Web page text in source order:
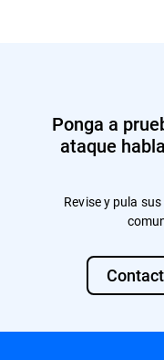
compromise,
a la cadena de
que la
Ponga a
ataque
Revise y pula